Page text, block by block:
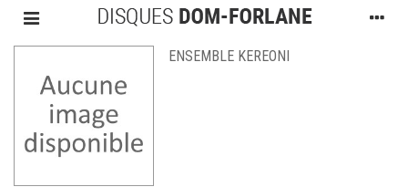
ENSEMBLE KEREONI